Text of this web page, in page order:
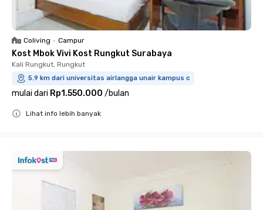
Coliving • Campur
Kost Mbok Vivi Kost Rungkut Surabaya
Kali Rungkut, Rungkut
5.9 km dari universitas airlangga unair kampus c
mulai dari Rp1.550.000 /bulan
Lihat info lebih banyak